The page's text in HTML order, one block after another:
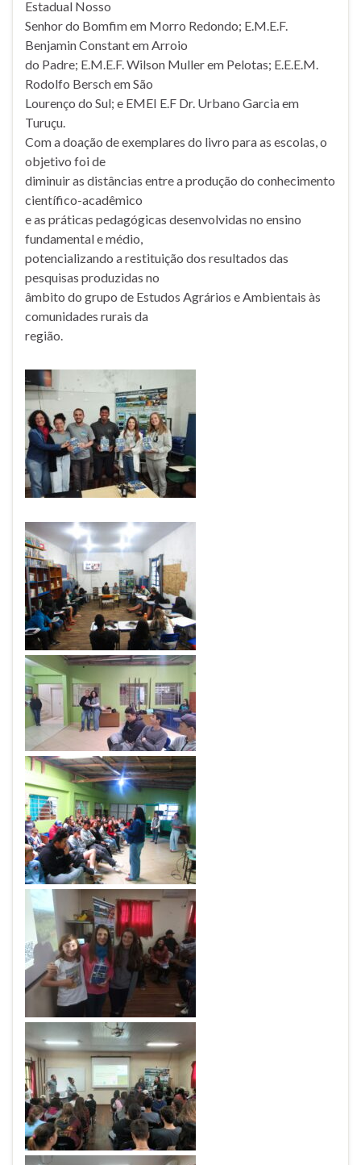
Estadual Nosso
Senhor do Bomfim em Morro Redondo; E.M.E.F.
Benjamin Constant em Arroio
do Padre; E.M.E.F. Wilson Muller em Pelotas; E.E.E.M.
Rodolfo Bersch em São
Lourenço do Sul; e EMEI E.F Dr. Urbano Garcia em
Turuçu.
Com a doação de exemplares do livro para as escolas, o
objetivo foi de
diminuir as distâncias entre a produção do conhecimento
científico-acadêmico
e as práticas pedagógicas desenvolvidas no ensino
fundamental e médio,
potencializando a restituição dos resultados das
pesquisas produzidas no
âmbito do grupo de Estudos Agrários e Ambientais às
comunidades rurais da
região.